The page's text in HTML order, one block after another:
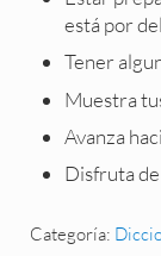
está por
Tener
Muestra
Avanza
Disfruta de
Categoría: